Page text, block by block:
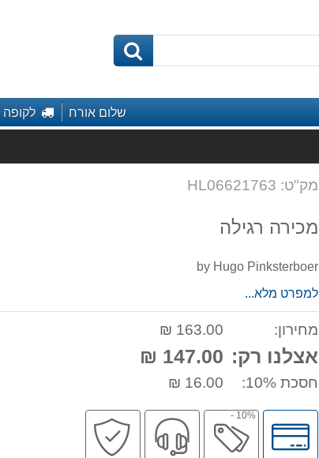
שלום אורח לקופה
מק"ט: HL06621763
מכירה רגילה
by Hugo Pinksterboer
למפרט מלא...
מחירון: 163.00 ₪
אצלנו רק: 147.00 ₪
חסכת 10%: 16.00 ₪
לחץ
לאפשרויות
10% - מבצע
שירות
מקצועי